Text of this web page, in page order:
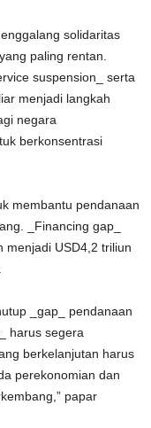
solidaritas
paling rentan.
suspension_ serta
menjadi langkah
negara
berkonsentrasi
membantu pendanaan
_Financing gap_
menjadi USD4,2 triliun
_gap_ pendanaan
harus segera
berkelanjutan harus
perekonomian dan
papar